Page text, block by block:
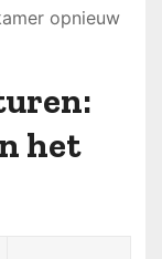
opnieuw
het